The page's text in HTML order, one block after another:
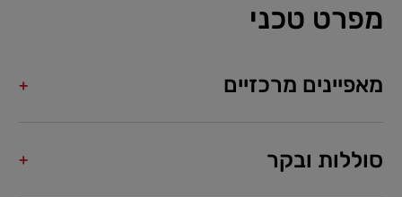
מפרט טכני
מאפיינים מרכזיים
סוללות ובקר